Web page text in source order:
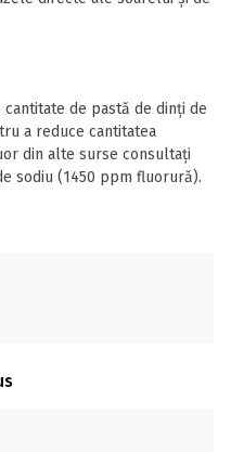
de pastă de dinți de
a reduce cantitatea
din alte surse consultați
sodiu (1450 ppm fluorură).